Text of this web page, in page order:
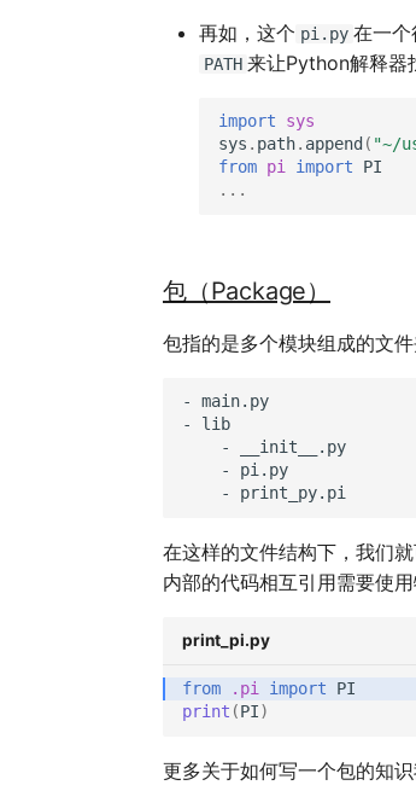
再如，这个 pi.py 在一个
PATH 来让Python解释器
import
sys
sys . path. append ( "~/
from pi import
PI
...
包（Package）
包指的是多个模块组成的文
- main.py
- lib
    - __init__.py
    - pi.py
在这样的文件结构下，我们
内部的代码相互引用需要使
print_pi.py
from .pi import
PI
print (PI)
更多关于如何写一个包的知